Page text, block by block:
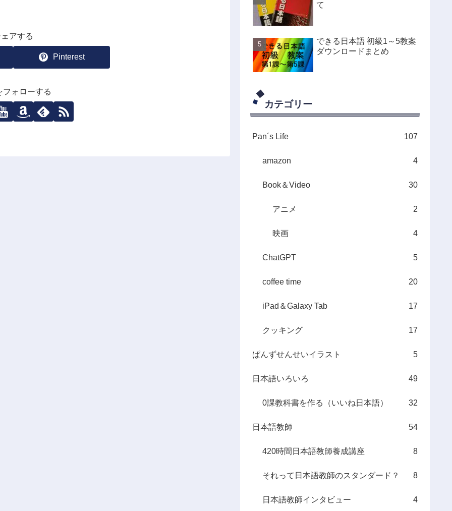
アする
Pinterest
フォローする
て
できる日本語 初級1～5教案
ダウンロードまとめ
カテゴリー
Pan´s Life 107
amazon 4
Book＆Video 30
アニメ 2
映画 4
ChatGPT 5
coffee time 20
iPad＆Galaxy Tab 17
クッキング 17
ぱんずせんせいイラスト 5
日本語いろいろ 49
0課教科書を作る（いいね日本語） 32
日本語教師 54
420時間日本語教師養成講座 8
それって日本語教師のスタンダード？ 8
日本語教師インタビュー 4